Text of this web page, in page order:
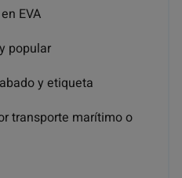
EVA
popular
y etiqueta
transporte marítimo o